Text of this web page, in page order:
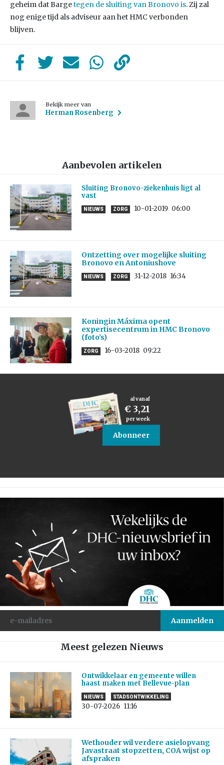
geheim dat Bargetegen de sluiting van Bronovo is. Zij zal
nog enige tijd als adviseur aan het HMC verbonden
blijven.
Bekijk meer van
Herman Rosenberg
Aanbevolen artikelen
Sluiting Bronovo-ziekenhuis ligt al
vast
NIEUWS ZORG 10-01-2019 06:00
Ontzetting over mogelijke sluiting
Bronovo en Antoniushove
NIEUWS ZORG 31-12-2018 16:34
Koningin Máxima opent
expertisecentrum in HMC Bronovo
(foto’s)
ZORG 16-03-2018 09:22
al vanaf
€ 3,21
per week
Abonneer
Meest gelezen Nieuws
Ontwikkelaar en gemeente willen
haast maken met Bellevue-plan
NIEUWS STADSONTWIKKELING
30-07-2026 11:16
Wethouder wil verdere asielopvang
Javastraat stopzetten, COA wijst op
afspraken